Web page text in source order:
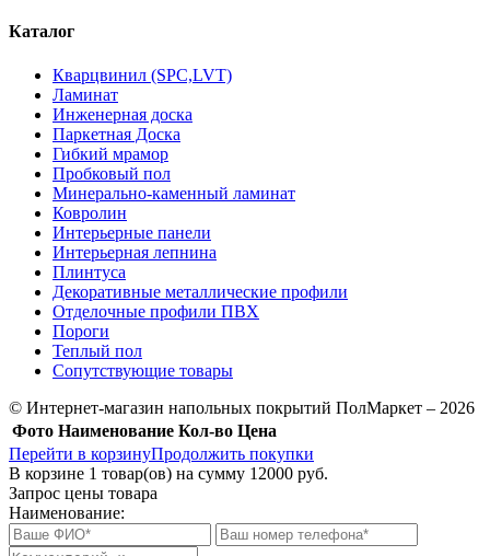
Каталог
Кварцвинил (SPC,LVT)
Ламинат
Инженерная доска
Паркетная Доска
Гибкий мрамор
Пробковый пол
Минерально-каменный ламинат
Ковролин
Интерьерные панели
Интерьерная лепнина
Плинтуса
Декоративные металлические профили
Отделочные профили ПВХ
Пороги
Теплый пол
Сопутствующие товары
© Интернет-магазин напольных покрытий ПолМаркет – 2026
Фото Наименование Кол-во Цена
Перейти в корзинуПродолжить покупки
В корзине 1 товар(ов) на сумму 12000 руб.
Запрос цены товара
Наименование: